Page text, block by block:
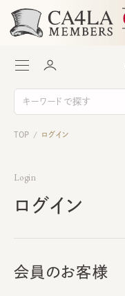
TOP / ログイン
Login
ログイン
会員のお客様